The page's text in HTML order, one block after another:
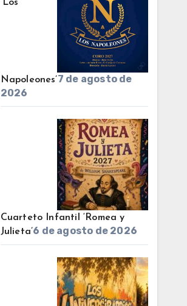
‘Los
Napoleones’7 de agosto de
2026
Cuarteto Infantil ‘Romea y
Julieta’6 de agosto de 2026